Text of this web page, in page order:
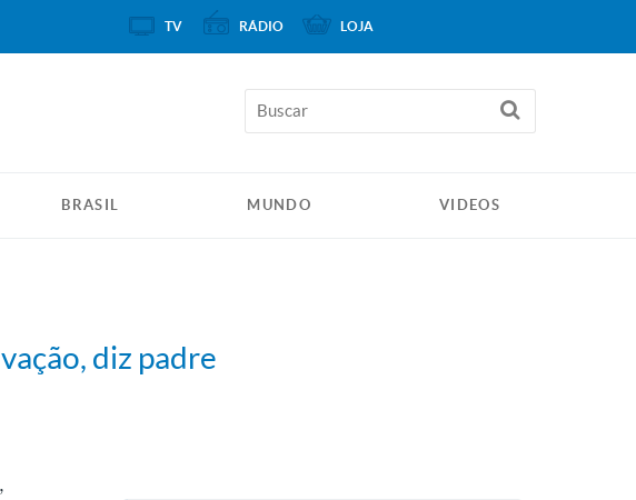
BRASIL MUNDO VIDEOS
diz padre
TV RÁDIO LOJA